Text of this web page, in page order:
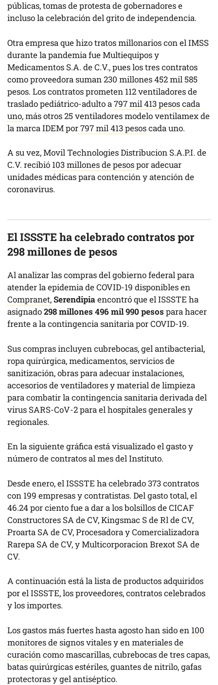
públicas, tomas de protesta de gobernadores e
incluso la celebración del grito de independencia.
Otra empresa que hizo tratos millonarios con el IMSS
durante la pandemia fue Multiequipos y
Medicamentos S.A. de C.V., pues los tres contratos
como proveedora suman 230 millones 452 mil 585
pesos. Los contratos prometen 112 ventiladores de
traslado pediátrico-adulto a 797 mil 413 pesos cada
uno, más otros 25 ventiladores modelo ventilamex de
la marca IDEM por797 mil 413 pesoscada uno.
A su vez, Movil Technologies Distribucion S.A.P.I. de
C.V. recibió 103 millones de pesospor adecuar
unidades médicas para contención y atención de
coronavirus.
El ISSSTE ha celebrado contratos por
298 millones de pesos
Al analizar las compras del gobierno federal para
atender la epidemia de COVID-19 disponibles en
Compranet,Serendipiaencontró que el ISSSTE ha
asignado298 millones 496 mil 990 pesos para hacer
frente a la contingencia sanitaria por COVID-19.
Sus compras incluyen cubrebocas, gel antibacterial,
ropa quirúrgica, medicamentos, servicios de
sanitización, obras para adecuar instalaciones,
accesorios de ventiladores y material de limpieza
para combatir la contingencia sanitaria derivada del
virus SARS-CoV-2 para el hospitales generales y
regionales.
En la siguiente gráfica está visualizado el gasto y
número de contratos al mes del Instituto.
Desde enero, el ISSSTE ha celebrado 373 contratos
con 199 empresas y contratistas. Del gasto total, el
46.24 por ciento fue a dar a los bolsillos de CICAF
Constructores SA de CV, Kingsmac S de Rl de CV,
Proarta SA de CV, Procesadora y Comercializadora
Rarepa SA de CV, y Multicorporacion Brexot SA de
CV.
A continuación está la lista de productos adquiridos
por el ISSSTE, los proveedores, contratos celebrados
y los importes.
Los gastos más fuertes hasta agosto han sido en 100
monitores de signos vitalesy en materiales de
curación como mascarillas, cubrebocas de tres capas,
batas quirúrgicas estériles, guantes de nitrilo, gafas
protectoras y gel antiséptico.